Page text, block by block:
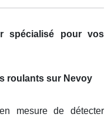
spécialisé pour vos
roulants sur Nevoy
mesure de détecter